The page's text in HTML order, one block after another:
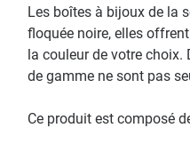
Les boîtes à bijoux de la
floquée noire, elles
la couleur de votre
de gamme ne sont pas
Ce produit est composé